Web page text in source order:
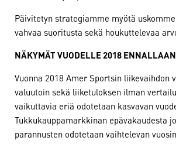
Päivitetyn strategiamme myötä
vahvaa suoritusta sekä houkuttelevaa
NÄKYMÄT VUODELLE 2018 ENNALLAAN
Vuonna 2018 Amer Sportsin liikevaihdon
valuutoin sekä liiketuloksen ilman
vaikuttavia eriä odotetaan kasvavan
Tukkukauppamarkkinan epävakaudesta
parannusten odotetaan vaihtelevan